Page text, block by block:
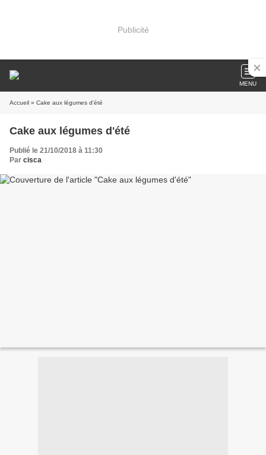
Publicité
MENU
Accueil » Cake aux légumes d'été
Cake aux légumes d'été
Publié le 21/10/2018 à 11:30
Par cisca